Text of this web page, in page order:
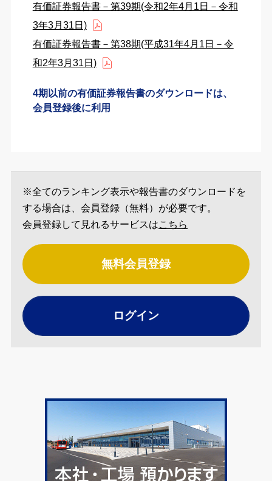
有価証券報告書－第39期(令和2年4月1日－令和
3年3月31日)
有価証券報告書－第38期(平成31年4月1日－令
和2年3月31日)
4期以前の有価証券報告書のダウンロードは、
会員登録後に利用
※全てのランキング表示や報告書のダウンロードを
する場合は、会員登録（無料）が必要です。
会員登録して見れるサービスはこちら
無料会員登録
ログイン